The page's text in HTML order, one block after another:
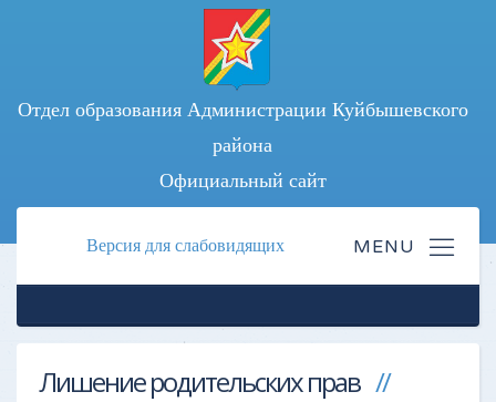
Отдел образования Администрации Куйбышевского
района
Официальный сайт
Версия для слабовидящих
Лишение родительских прав